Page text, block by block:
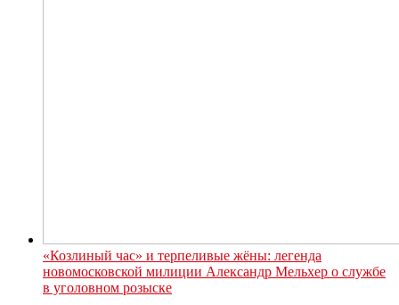
«Козлиный час» и терпеливые жёны: легенда
новомосковской милиции Александр Мельхер о службе
в уголовном розыске